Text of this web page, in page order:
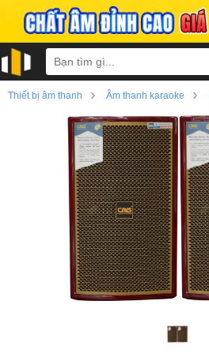
Thiết bị âm thanh › Âm thanh karaoke ›